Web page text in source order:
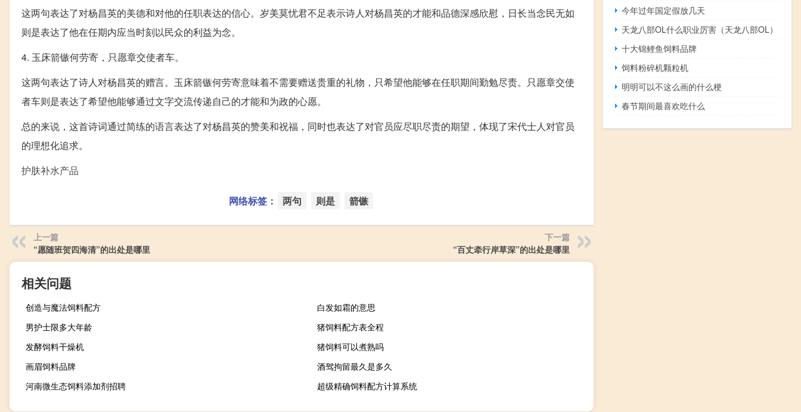
这两句表达了对杨昌英的美德和对他的任职表达的信心。岁美莫忧君不足表示诗人对杨昌英的才能和品德深感欣慰，日长当念民无如
则是表达了他在任期内应当时刻以民众的利益为念。
4. 玉床箭镞何劳寄，只愿章交使者车。
这两句表达了诗人对杨昌英的赠言。玉床箭镞何劳寄意味着不需要赠送贵重的礼物，只希望他能够在任职期间勤勉尽责。只愿章交使
者车则是表达了希望他能够通过文字交流传递自己的才能和为政的心愿。
总的来说，这首诗词通过简练的语言表达了对杨昌英的赞美和祝福，同时也表达了对官员应尽职尽责的期望，体现了宋代士人对官员
的理想化追求。
护肤补水产品
网络标签： 两句 则是 箭镞
上一篇
“愿随班贺四海清”的出处是哪里
下一篇
“百丈牵行岸草深”的出处是哪里
相关问题
创造与魔法饲料配方
白发如霜的意思
男护士限多大年龄
猪饲料配方表全程
发酵饲料干燥机
猪饲料可以煮熟吗
画眉饲料品牌
酒驾拘留最久是多久
河南微生态饲料添加剂招聘
超级精确饲料配方计算系统
今年过年国定假放几天
天龙八部OL什么职业厉害（天龙八部OL）
十大锦鲤鱼饲料品牌
饲料粉碎机颗粒机
明明可以不这么画的什么梗
春节期间最喜欢吃什么